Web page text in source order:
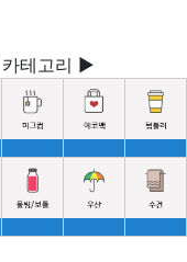
테고리 ▶